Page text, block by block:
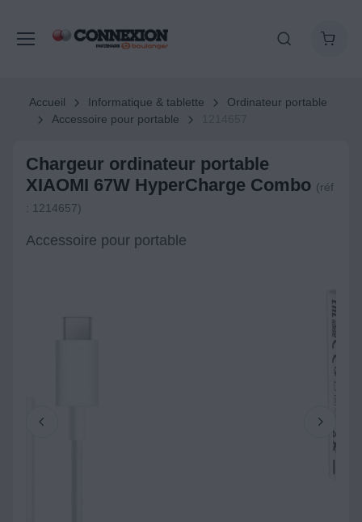
Accueil Informatique & tablette
Ordinateur portable
Accessoire pour portable
Chargeur ordinateur portable
XIAOMI 67W HyperCharge Combo (réf
: 1214657)
Accessoire pour portable